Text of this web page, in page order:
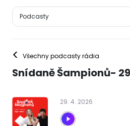
< Všechny podcasty rádia
Snídaně Šampionů-
29. 4. 2026